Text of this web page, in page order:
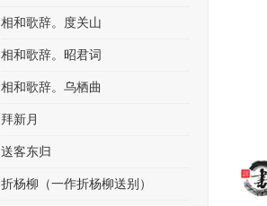
相和歌辞。度关山
相和歌辞。昭君词
相和歌辞。乌栖曲
拜新月
送客东归
折杨柳（一作折杨柳送别）